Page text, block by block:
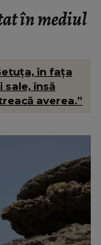
în mediul
în fața
sale, însă
averea.”